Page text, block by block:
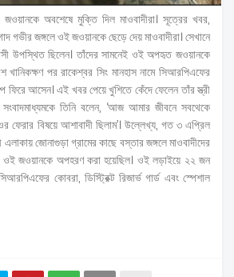
অবশেষে মুক্তি দিল মাওবাদীরা। সূত্রের খবর,
গভীর জঙ্গলে ওই জওয়ানকে ছেড়ে দেয় মাওবাদীরা। সেখানে
উপস্থিত ছিলেন। তাঁদের সামনেই ওই অপহৃত জওয়ানকে
খানিকক্ষণ পর রাকেশ্বর সিং মানহাস নামে সিআরপিএফের
ফিরে আসেন। এই খবর পেয়ে খুশিতে কেঁদে ফেলেন তাঁর স্ত্রী
তিনি বলেন, ‘আজ আমার জীবনে সবথেকে
ফেরার বিষয়ে আশাবাদী ছিলাম’। উল্লেখ্য, গত ৩ এপ্রিল
এলাকায় জোনাগুড়া গ্রামের কাছে বস্তার জঙ্গলে মাওবাদীদের
ওই জওয়ানকে অপহরণ করা হয়েছিল। ওই লড়াইয়ে ২২ জন
কোবরা, ডিস্ট্রিক্ট রিজার্ভ গার্ড এবং স্পেশাল